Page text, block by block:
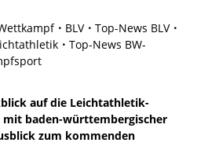
BLV
Top-News BLV
Top-News BW-
auf die Leichtathletik-
mit baden-württembergischer
zum kommenden